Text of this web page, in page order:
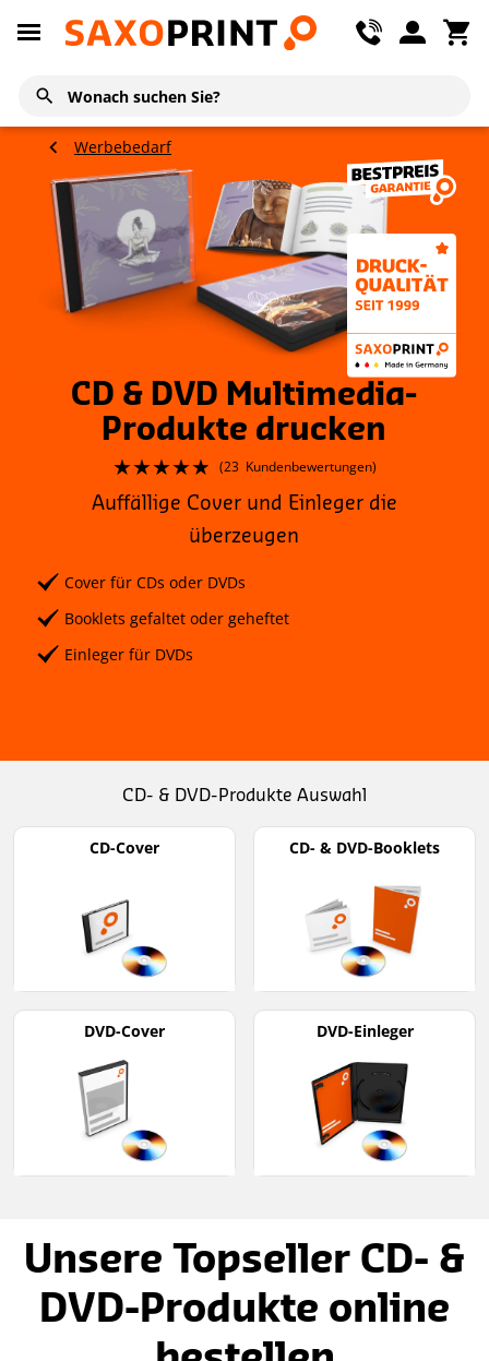
Werbebedarf
CD & DVD Multimedia-
Produkte drucken
(23 Kundenbewertungen)
Auffällige Cover und Einleger die
überzeugen
Cover für CDs oder DVDs
Booklets gefaltet oder geheftet
Einleger für DVDs
CD- & DVD-Produkte Auswahl
CD-Cover CD- & DVD-Booklets
DVD-Cover DVD-Einleger
Unsere Topseller CD- &
DVD-Produkte online